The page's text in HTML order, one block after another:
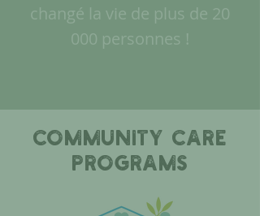
changé la vie de plus de 20
000 personnes !
COMMUNITY CARE
PROGRAMS